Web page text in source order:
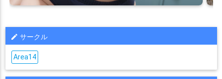
サークル
Area14